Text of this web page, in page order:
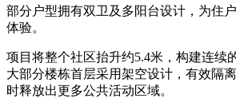
部分户型拥有双卫及多阳台设计，为住
体验。
项目将整个社区抬升约5.4米，构建连续
大部分楼栋首层采用架空设计，有效隔
时释放出更多公共活动区域。